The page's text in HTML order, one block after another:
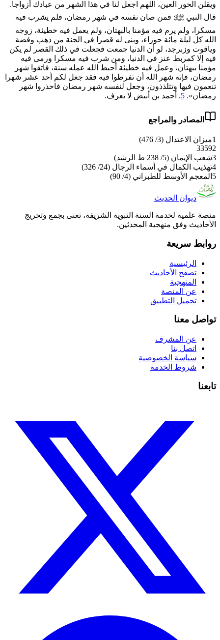
ويقلن الحور العين، اللهم اجعل لنا في هذا الشهر من عبادك أزواجا.
قال النبي ﷺ: فمن صان نفسه في شهر رمضان، فلم يشرب فيه
مسكرا، ولم يرم فيه مؤمنا بالبهتان، ولم يعمل فيه خطيئة، زوجه
الله كل ليلة مائة حوراء، وبنى له قصرا في الجنة من ذهب وفضة
وياقوت وزبرجد، لو أن الدنيا جمعت فجعلت في ذلك القصر لم يكن
فيه إلا كمربط عنز في الدنيا، ومن شرب فيه مسكرا ورمى فيه
مؤمنا ببهتان، وعمل فيه خطيئة أحبط الله عمله سنة، ‌فاتقوا ‌شهر
‌رمضان، فإنه شهر الله أن تفرطوا فيه فقد جعل لكم أحد عشر شهرا
تنعمون فيها وتتلذذون، وجعل لنفسه شهر رمضان فاحذروا شهر
رمضان». 5. أحمد بن أبيض لا يعرف.
المصادر والمراجع
1ميزان الاعتدال (3/ 476)
2
3359
3شعب الإيمان (5/ 238 ط الرشد)
4تهذيب الكمال في أسماء الرجال (24/ 326)
5 المعجم الأوسط للطبراني (4/ 90)
ديوان الحديث
منصة علمية لخدمة السنة النبوية الشريفة، تعنى بجمع وتخريج
الأحاديث وفق منهجية المحدثين.
روابط سريعة
الرئيسية
تصفح الأحاديث
المنهجية
عن المنصة
تحميل التطبيق
تواصل معنا
عن المشرف
اتصل بنا
سياسة الخصوصية
شروط الخدمة
تابعنا